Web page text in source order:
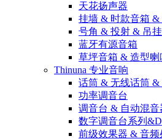
天花扬声器
挂墙 & 时款音箱 &
号角 & 投射 & 吊
蓝牙有源音箱
草坪音箱 & 造型喇
Thinuna 专业音响
话筒 & 无线话筒 &
功率调音台
调音台 & 自动混音
数字调音台系列
前级效果器 & 音频